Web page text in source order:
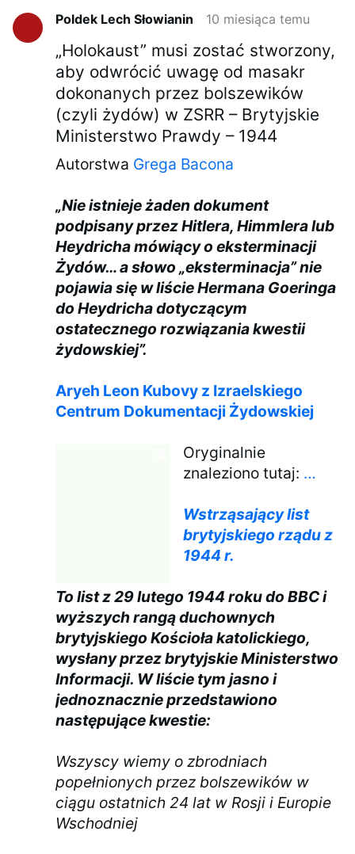
Poldek Lech Słowianin 10 miesiąca temu
„Holokaust” musi zostać stworzony,
aby odwrócić uwagę od masakr
dokonanych przez bolszewików
(czyli żydów) w ZSRR – Brytyjskie
Ministerstwo Prawdy – 1944
Autorstwa Grega Bacona
„Nie istnieje żaden dokument
podpisany przez Hitlera, Himmlera lub
Heydricha mówiący o eksterminacji
Żydów… a słowo „eksterminacja” nie
pojawia się w liście Hermana Goeringa
do Heydricha dotyczącym
ostatecznego rozwiązania kwestii
żydowskiej”.
Aryeh Leon Kubovy z Izraelskiego
Centrum Dokumentacji Żydowskiej
Oryginalnie
znaleziono tutaj: …
Wstrząsający list
brytyjskiego rządu z
1944 r.
To list z 29 lutego 1944 roku do BBC i
wyższych rangą duchownych
brytyjskiego Kościoła katolickiego,
wysłany przez brytyjskie Ministerstwo
Informacji. W liście tym jasno i
jednoznacznie przedstawiono
następujące kwestie:
Wszyscy wiemy o zbrodniach
popełnionych przez bolszewików w
ciągu ostatnich 24 lat w Rosji i Europie
Wschodniej